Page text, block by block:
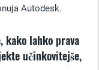
Autodesk.
kako lahko prava
učinkovitejše,